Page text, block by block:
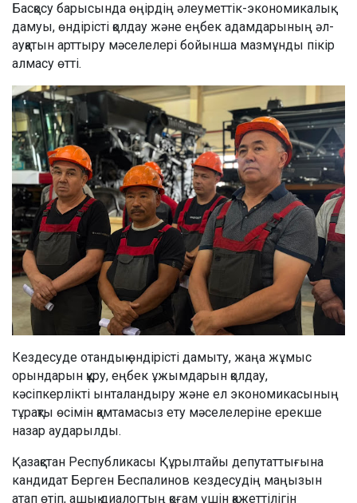
Басқосу барысында өңірдің әлеуметтік-экономикалық
дамуы, өндірісті қолдау және еңбек адамдарының әл-
ауқатын арттыру мәселелері бойынша мазмұнды пікір
алмасу өтті.
Кездесуде отандық өндірісті дамыту, жаңа жұмыс
орындарын құру, еңбек ұжымдарын қолдау,
кәсіпкерлікті ынталандыру және ел экономикасының
тұрақты өсімін қамтамасыз ету мәселелеріне ерекше
назар аударылды.
Қазақстан Республикасы Құрылтайы депутаттығына
кандидат Берген Беспалинов кездесудің маңызын
атап өтіп, ашық диалогтың қоғам үшін қажеттілігін